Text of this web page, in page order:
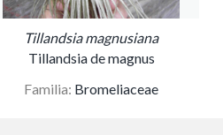
Tillandsia magnusiana
Tillandsia de magnus
Familia: Bromeliaceae